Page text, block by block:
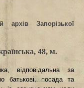
архів Запорізької
48, м.
відповідальна за
батькові, посада та